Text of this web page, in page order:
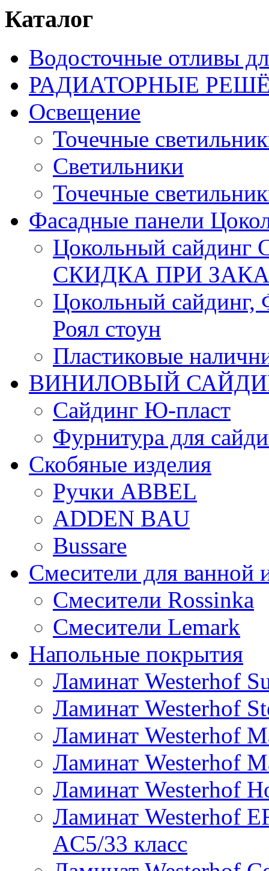
Каталог
Водосточные отливы
РАДИАТОРНЫЕ
Освещение
Точечные
Светильники
Точечные
Фасадные панели
Цокольный сайдинг
СКИДКА ПРИ
Цокольный сайдинг,
Роял стоун
Пластиковые
ВИНИЛОВЫЙ
Сайдинг Ю-пласт
Фурнитура для
Скобяные изделия
Ручки ABBEL
ADDEN BAU
Bussare
Смесители для ванной
Смесители Rossinka
Смесители Lemark
Напольные покрытия
Ламинат Westerhof
Ламинат Westerhof
Ламинат Westerhof
Ламинат Westerhof
Ламинат Westerhof
Ламинат Westerhof
AC5/33 класс